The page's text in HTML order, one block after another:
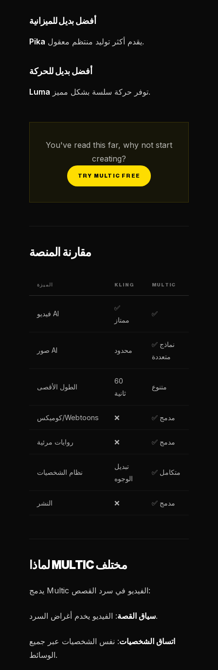
أفضل بديل للميزانية
Pika يقدم أكثر توليد منتظم معقول.
أفضل بديل للحركة
Luma توفر حركة سلسة بشكل مميز.
You've read this far, why not start
creating?
TRY MULTIC FREE
مقارنة المنصة
الميزة KLING MULTIC
فيديو AI
✅
ممتاز
✅
صور AI محدود
✅ نماذج
متعددة
الطول الأقصى
60
ثانية
متنوع
كوميكس/Webtoons ❌ ✅ مدمج
روايات مرئية ❌ ✅ مدمج
نظام الشخصيات
تبديل
الوجوه
✅ متكامل
النشر ❌ ✅ مدمج
لماذا MULTIC مختلف
يدمج Multic الفيديو في سرد القصص:
سياق القصة: الفيديو يخدم أغراض السرد.
اتساق الشخصيات: نفس الشخصيات عبر جميع
الوسائط.